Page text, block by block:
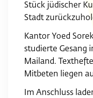
Stück jüdischer
Stadt
Kantor Yoed
studierte Gesang
Mailand.
Mitbeten liegen
Im Anschluss